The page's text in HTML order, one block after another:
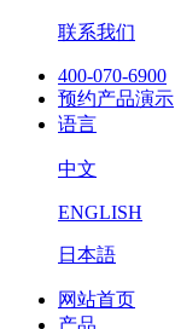
联系我们
400-070-6900
预约产品演示
语言
中文
ENGLISH
日本語
网站首页
产品